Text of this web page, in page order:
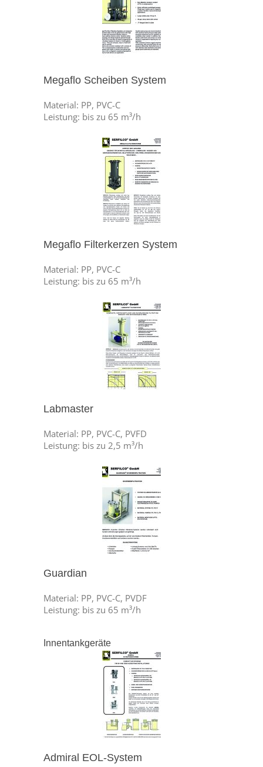
Megaflo Scheiben System
Material: PP, PVC-C
Leistung: bis zu 65 m³/h
Megaflo Filterkerzen System
Material: PP, PVC-C
Leistung: bis zu 65 m³/h
Labmaster
Material: PP, PVC-C, PVFD
Leistung: bis zu 2,5 m³/h
Guardian
Material: PP, PVC-C, PVDF
Leistung: bis zu 65 m³/h
Innentankgeräte
Admiral EOL-System